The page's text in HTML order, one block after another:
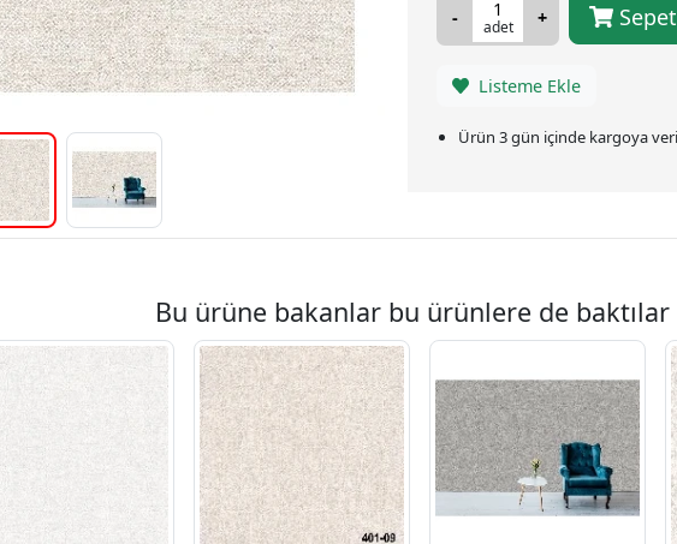
adet
Listeme Ekle
Ürün 3 gün içinde kargoya
Bu ürüne bakanlar bu ürünlere de baktılar